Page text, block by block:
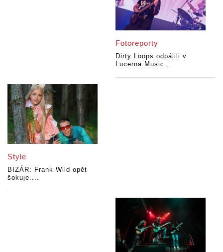
Fotoreporty
Dirty Loops odpálili v
Lucerna Music...
Style
BIZÁR: Frank Wild opět
šokuje....